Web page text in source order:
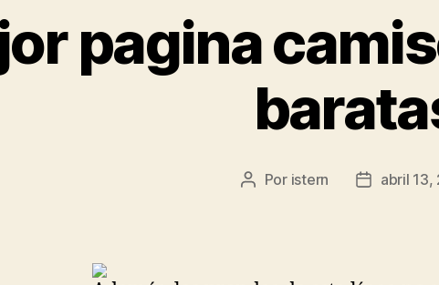
pagina
Autor
Por istern
Fechaabril 13,